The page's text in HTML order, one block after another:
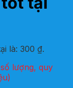
là: 300 ₫.
lượng, quy